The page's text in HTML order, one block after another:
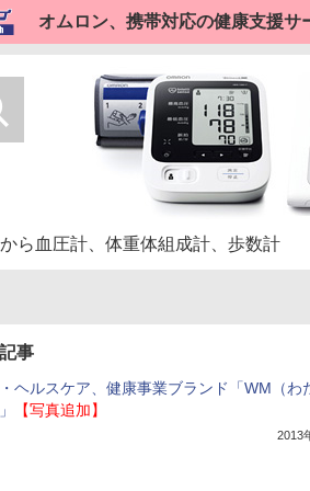
オムロン、携帯対応の健康支援サ
ら血圧計、体重体組成計、歩数計
事
ヘルスケア、健康事業ブランド「WM（わ
【写真追加】
2013